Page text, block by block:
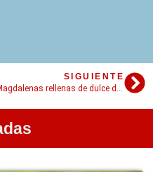
SIGUIENTE
Magdalenas rellenas de dulce de leche: Liga Anti Cupcakes